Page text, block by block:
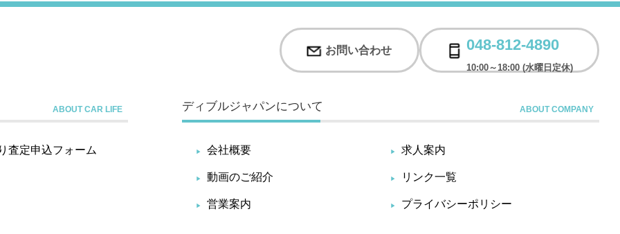
お問い合わせ 048-812-4890
10:00～18:00 (水曜日定休)
査定申込フォーム
ディブルジャパンについて
会社概要 求人案内
動画のご紹介 リンク一覧
営業案内 プライバシーポリシー